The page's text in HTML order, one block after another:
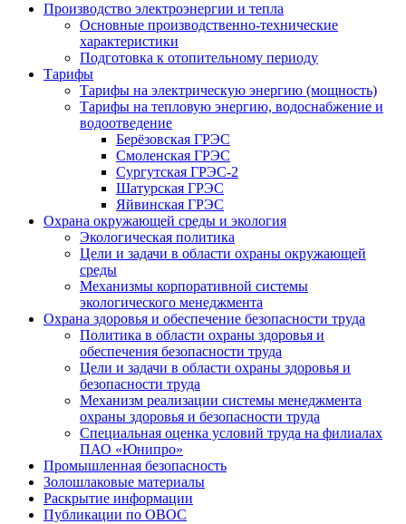
Производство электроэнергии и тепла
Основные производственно-технические
характеристики
Подготовка к отопительному периоду
Тарифы
Тарифы на электрическую энергию (мощность)
Тарифы на тепловую энергию, водоснабжение и
водоотведение
Берёзовская ГРЭС
Смоленская ГРЭС
Сургутская ГРЭС-2
Шатурская ГРЭС
Яйвинская ГРЭС
Охрана окружающей среды и экология
Экологическая политика
Цели и задачи в области охраны окружающей
среды
Механизмы корпоративной системы
экологического менеджмента
Охрана здоровья и обеспечение безопасности труда
Политика в области охраны здоровья и
обеспечения безопасности труда
Цели и задачи в области охраны здоровья и
безопасности труда
Механизм реализации системы менеджмента
охраны здоровья и безопасности труда
Специальная оценка условий труда на филиалах
ПАО «Юнипро»
Промышленная безопасность
Золошлаковые материалы
Раскрытие информации
Публикации по OBOC